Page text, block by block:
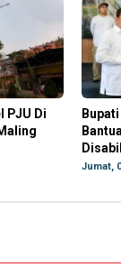
PJU Di
Jumat,